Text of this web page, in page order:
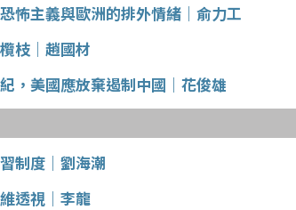
怖主義與歐洲的排外情緒｜俞力工
枝｜趙國材
，美國應放棄遏制中國｜花俊雄
制度｜劉海潮
透視｜李龍